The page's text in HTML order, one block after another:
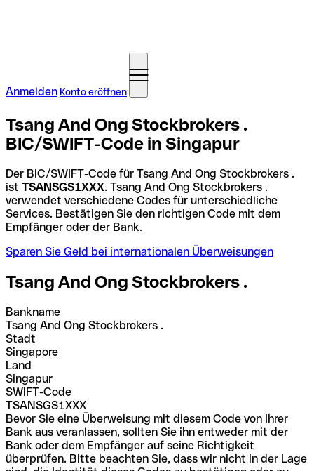
Anmelden Konto eröffnen
Tsang And Ong Stockbrokers .
BIC/SWIFT-Code in Singapur
Der BIC/SWIFT-Code für Tsang And Ong Stockbrokers .
ist TSANSGS1XXX. Tsang And Ong Stockbrokers .
verwendet verschiedene Codes für unterschiedliche
Services. Bestätigen Sie den richtigen Code mit dem
Empfänger oder der Bank.
Sparen Sie Geld bei internationalen Überweisungen
Tsang And Ong Stockbrokers .
Bankname
Tsang And Ong Stockbrokers .
Stadt
Singapore
Land
Singapur
SWIFT-Code
TSANSGS1XXX
Bevor Sie eine Überweisung mit diesem Code von Ihrer
Bank aus veranlassen, sollten Sie ihn entweder mit der
Bank oder dem Empfänger auf seine Richtigkeit
überprüfen. Bitte beachten Sie, dass wir nicht in der Lage